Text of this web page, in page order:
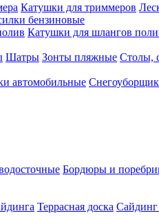
Катушки для триммеров
бензиновые
Катушки для шлангов
Шатры Зонты пляжные Столы,
автомобильные
Бордюры и
Террасная доска